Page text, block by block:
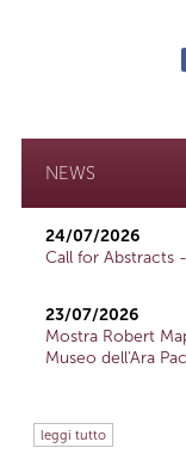
NEWS
24/07/2026
Call for Abstracts
23/07/2026
Mostra Robert
Museo dell'Ara
leggi tutto